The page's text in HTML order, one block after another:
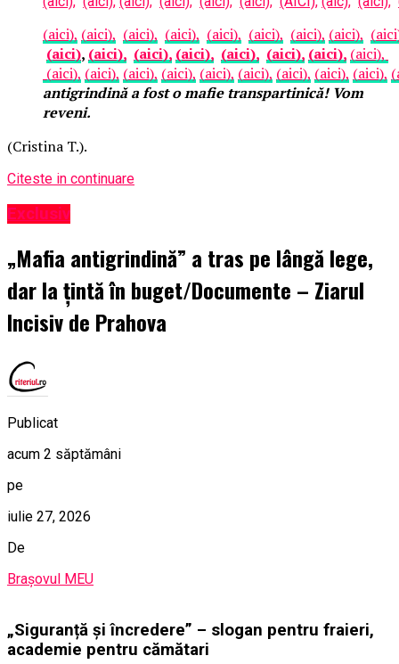
(aici), (aici), (aici), (aici), (aici), (aici), (aici), (aici),
(aici), (aici), (aici), (aici), (aici), (aici), (aici), (aici),
(aici), (aici), (aici), (aici), (aici), (aici), (aici), (aici), (aici),
antigrindină a fost o mafie transpartinică! Vom
reveni.
(Cristina T.).
Citeste in continuare
Exclusiv
„Mafia antigrindină” a tras pe lângă lege,
dar la țintă în buget/Documente – Ziarul
Incisiv de Prahova
Publicat
acum 2 săptămâni
pe
iulie 27, 2026
De
Brașovul MEU
„Siguranță și încredere” – slogan pentru fraieri,
academie pentru cămătari